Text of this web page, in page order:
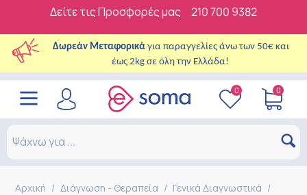
Δείτε τις Προσφορές μας 210 700 9382
Δωρεάν Μεταφορικά για παραγγελίες άνω των 50€ και
έως 2kg σε όλη την Ελλάδα!
0 0
Αρχική / Διάγνωση - Θεραπεία / Γενικά Διαγνωστικά /